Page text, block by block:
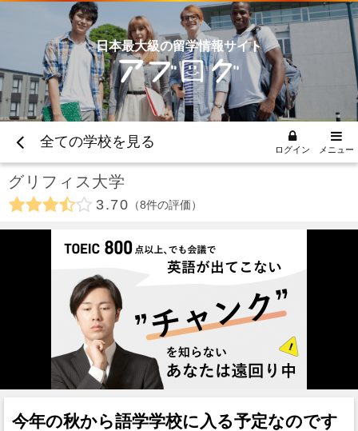
日本最大級の留学情報サイト
全ての学校を見る ログイン メニュー
グリフィス大学
3.70 8件の評価
今年の秋から語学学校に入る予定なのです